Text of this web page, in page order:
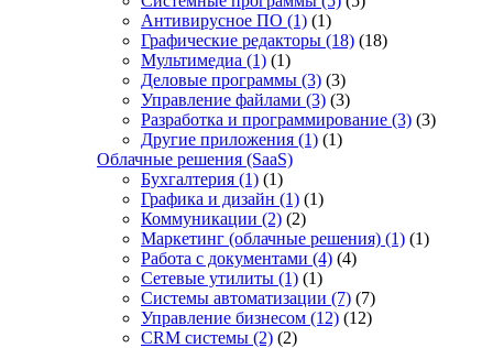
Антивирусное ПО (1) (1)
Графические редакторы (18) (18)
Мультимедиа (1) (1)
Деловые программы (3) (3)
Управление файлами (3) (3)
Разработка и программирование (3) (3)
Другие приложения (1) (1)
Облачные решения (SaaS)
Бухгалтерия (1) (1)
Графика и дизайн (1) (1)
Коммуникации (2) (2)
Маркетинг (облачные решения) (1) (1)
Работа с документами (4) (4)
Сетевые утилиты (1) (1)
Системы автоматизации (7) (7)
Управление бизнесом (12) (12)
CRM системы (2) (2)